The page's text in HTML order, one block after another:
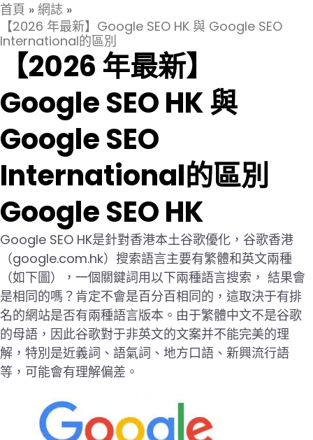
首頁 » 網誌 »
【2026 年最新】Google SEO HK 與 Google SEO
International的區別
【2026 年最新】
Google SEO HK 與
Google SEO
International的區別
Google SEO HK
Google SEO HK是針對香港本土谷歌優化，谷歌香港
（google.com.hk）搜索語言主要有繁體和英文兩種
（如下圖），一個關鍵詞用以下兩種語言搜索， 結果會
是相同的嗎？肯定不會是百分百相同的，這取決于有排
名的網站是否有兩種語言版本。由于繁體中文不是谷歌
的母語，因此谷歌對于非英文的文案并不能完美的理
解，特別是近義詞、語氣詞、地方口語、新興流行語
等，可能會有理解偏差。